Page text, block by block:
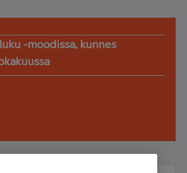
-moodissa, kunnes